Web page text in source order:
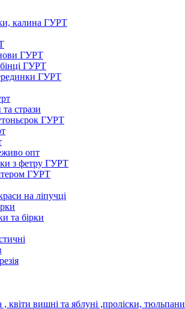
калина ГУРТ
ГУРТ
ГУРТ
ГУРТ
стрази
ГУРТ
опт
з фетру ГУРТ
ГУРТ
на ліпучці
та бірки
квіти вишні та яблуні ,проліски, тюльпани